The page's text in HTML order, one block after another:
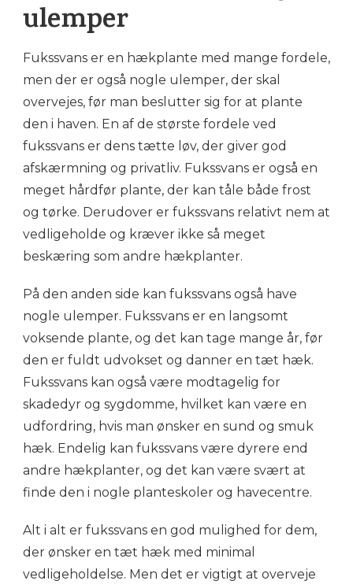
ulemper
Fukssvans er en hækplante med mange fordele,
men der er også nogle ulemper, der skal
overvejes, før man beslutter sig for at plante
den i haven. En af de største fordele ved
fukssvans er dens tætte løv, der giver god
afskærmning og privatliv. Fukssvans er også en
meget hårdfør plante, der kan tåle både frost
og tørke. Derudover er fukssvans relativt nem at
vedligeholde og kræver ikke så meget
beskæring som andre hækplanter.
På den anden side kan fukssvans også have
nogle ulemper. Fukssvans er en langsomt
voksende plante, og det kan tage mange år, før
den er fuldt udvokset og danner en tæt hæk.
Fukssvans kan også være modtagelig for
skadedyr og sygdomme, hvilket kan være en
udfordring, hvis man ønsker en sund og smuk
hæk. Endelig kan fukssvans være dyrere end
andre hækplanter, og det kan være svært at
finde den i nogle planteskoler og havecentre.
Alt i alt er fukssvans en god mulighed for dem,
der ønsker en tæt hæk med minimal
vedligeholdelse. Men det er vigtigt at overveje